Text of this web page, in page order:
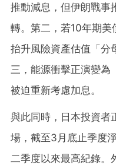
推動減息，但伊朗戰事
轉。第二，若10年期美
抬升風險資產估值「分
三，能源衝擊正演變為
被迫重新考慮加息。
與此同時，日本投資者
場，截至3月底止季度
二季度以來最高紀錄。